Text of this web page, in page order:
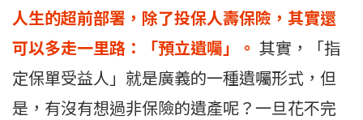
人生的超前部署，除了投保人壽保險，其實還
可以多走一里路：「預立遺囑」。 其實，「指
定保單受益人」就是廣義的一種遺囑形式，但
是，有沒有想過非保險的遺產呢？一旦花不完